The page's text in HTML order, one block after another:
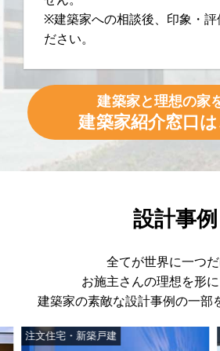
※建築家への相談後、印象・評
ださい。
建築家と理想の家
建築家紹介窓口
設計事例
全てが世界に一つだ
お施主さんの理想を形に
建築家の素敵な設計事例の一部
文住宅・新築戸建 別